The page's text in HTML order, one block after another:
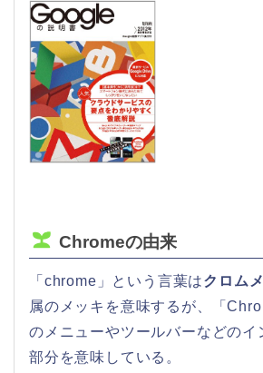
Chromeの由来
「chrome」という言葉はクロム
属のメッキを意味するが、「
のメニューやツールバーなどのイ
部分を意味している。